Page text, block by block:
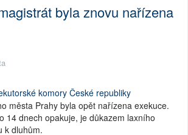
byla znovu nařízena
komory České republiky
města Prahy byla opět nařízena exekuce.
14 dnech opakuje, je důkazem laxního
k dluhům.